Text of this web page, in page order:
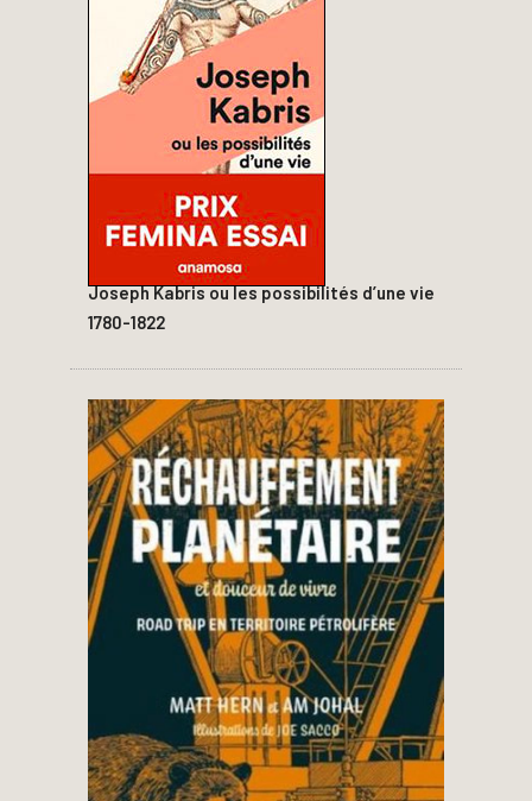
Joseph Kabris ou les possibilités d’une vie
1780-1822